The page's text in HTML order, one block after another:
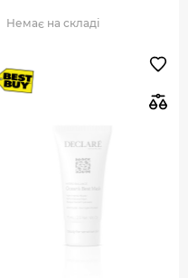
Немає на складі